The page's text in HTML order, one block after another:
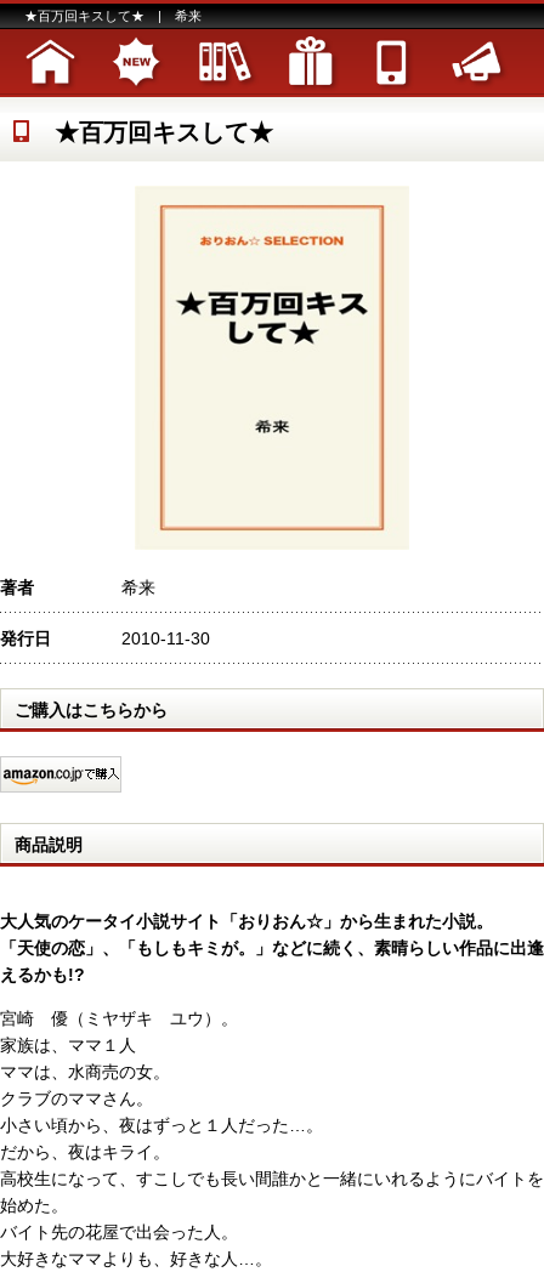
★百万回キスして★ | 希来
★百万回キスして★
著者 希来
発行日 2010-11-30
ご購入はこちらから
商品説明
大人気のケータイ小説サイト「おりおん☆」から生まれた小説。
「天使の恋」、「もしもキミが。」などに続く、素晴らしい作品に出逢
えるかも!?
宮崎 優（ミヤザキ ユウ）。
家族は、ママ１人
ママは、水商売の女。
クラブのママさん。
小さい頃から、夜はずっと１人だった…。
だから、夜はキライ。
高校生になって、すこしでも長い間誰かと一緒にいれるようにバイトを
始めた。
バイト先の花屋で出会った人。
大好きなママよりも、好きな人…。